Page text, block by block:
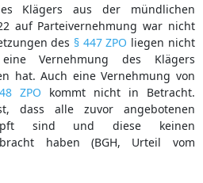
Klägers aus der mündlichen
auf Parteivernehmung war nicht
des § 447 ZPO liegen nicht
Vernehmung des Klägers
hat. Auch eine Vernehmung von
ZPO kommt nicht in Betracht.
dass alle zuvor angebotenen
sind und diese keinen
haben (BGH, Urteil vom